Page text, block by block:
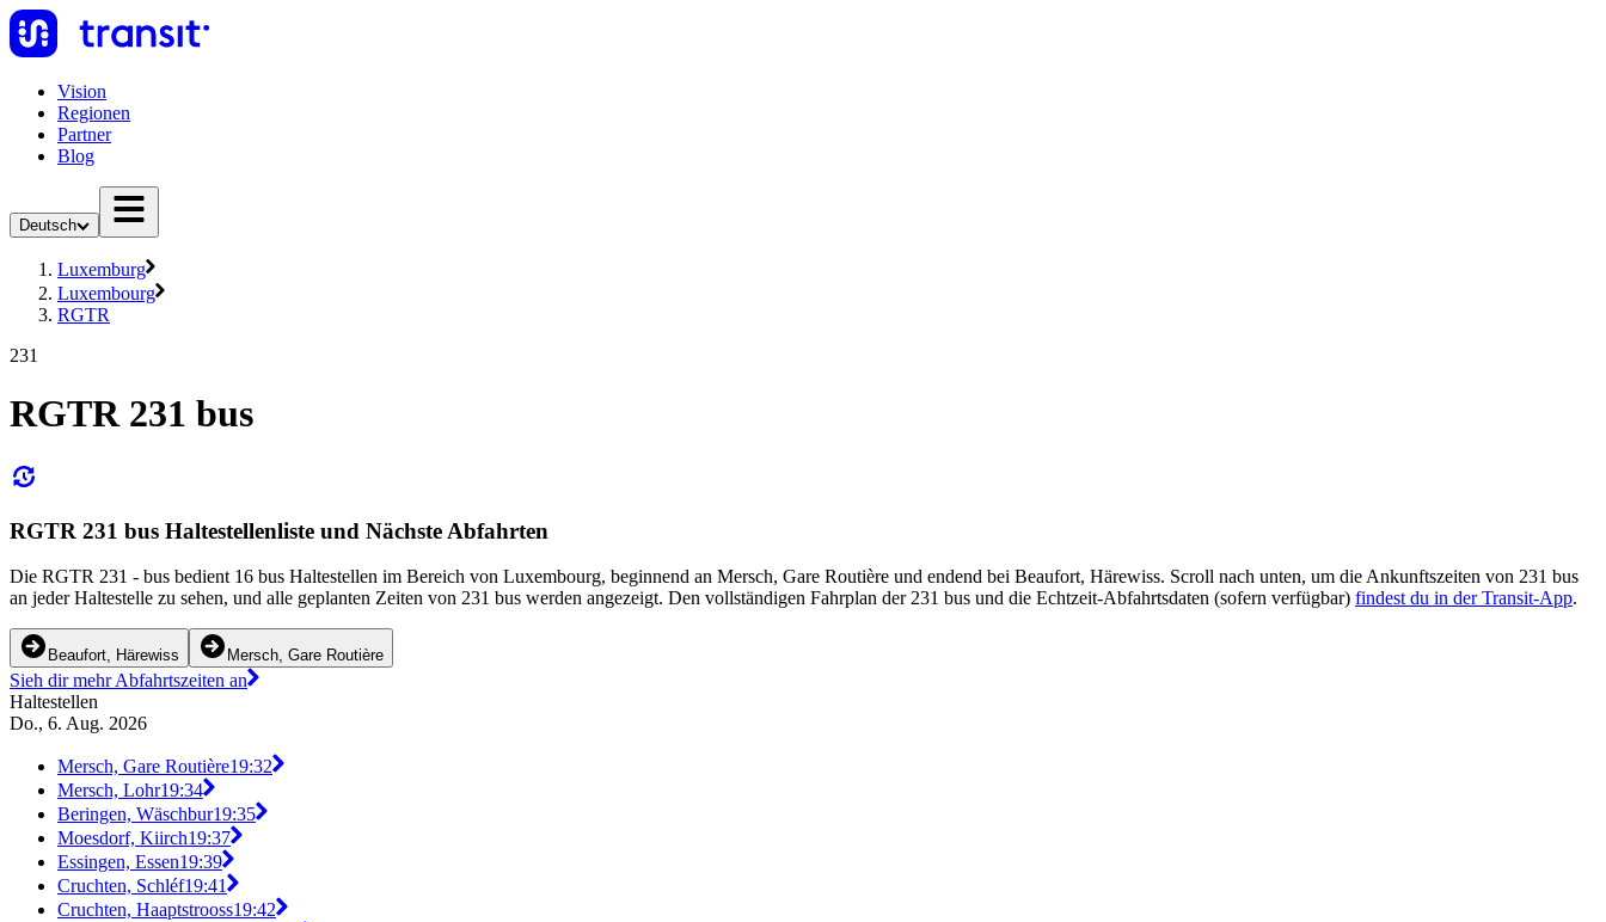
Vision
Regionen
Partner
Blog
Deutsch
Luxemburg
Luxembourg
RGTR
231
RGTR 231 bus
RGTR 231 bus Haltestellenliste und Nächste Abfahrten
Die RGTR 231 - bus bedient 16 bus Haltestellen im Bereich von Luxembourg, beginnend an Mersch, Gare Routière und endend bei Beaufort, Härewiss. Scroll nach unten, um die Ankunftszeiten von 231 bus
an jeder Haltestelle zu sehen, und alle geplanten Zeiten von 231 bus werden angezeigt. Den vollständigen Fahrplan der 231 bus und die Echtzeit-Abfahrtsdaten (sofern verfügbar) findest du in der Transit-App.
Beaufort, Härewiss Mersch, Gare Routière
Sieh dir mehr Abfahrtszeiten an
Haltestellen
Do., 6. Aug. 2026
Mersch, Gare Routière19:32
Mersch, Lohr19:34
Beringen, Wäschbur19:35
Moesdorf, Kiirch19:37
Essingen, Essen19:39
Cruchten, Schléf19:41
Cruchten, Haaptstrooss19:42